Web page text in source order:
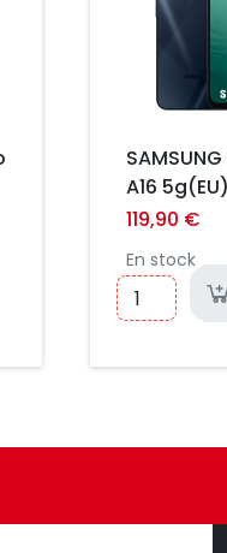
A16
4/128gb
119,90 €
En stock